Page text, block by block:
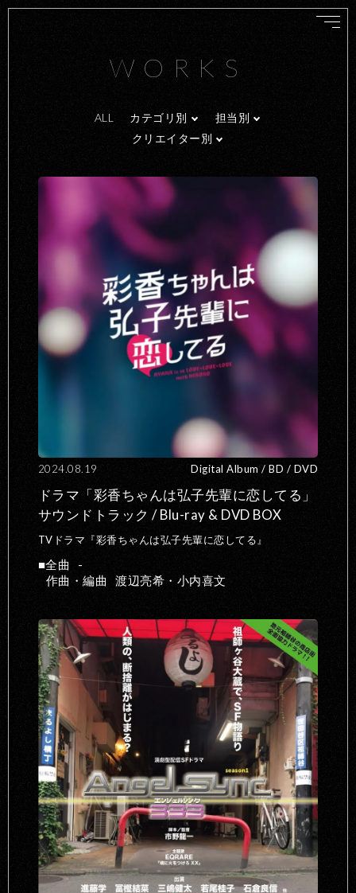
WORKS
ALL カテゴリ別
担当別
クリエイター別
2024.08.19 Digital Album / BD / DVD
ドラマ「彩香ちゃんは弘子先輩に恋してる」
サウンドトラック / Blu-ray & DVD BOX
TVドラマ『彩香ちゃんは弘子先輩に恋してる』
全曲
-
作曲・編曲
渡辺亮希・小内喜文